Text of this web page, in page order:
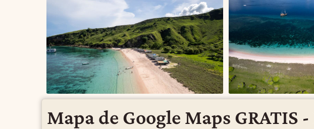
Mapa de Google Maps GRATIS